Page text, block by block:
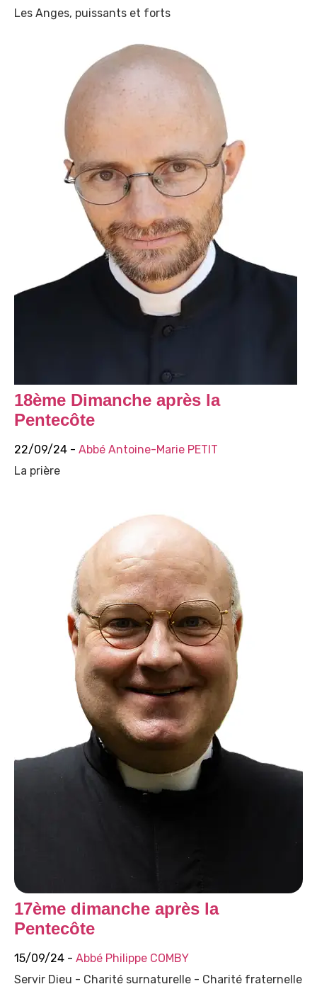
Les Anges, puissants et forts
18ème Dimanche après la
Pentecôte
22/09/24 - Abbé Antoine-Marie PETIT
La prière
17ème dimanche après la
Pentecôte
15/09/24 - Abbé Philippe COMBY
Servir Dieu - Charité surnaturelle - Charité fraternelle